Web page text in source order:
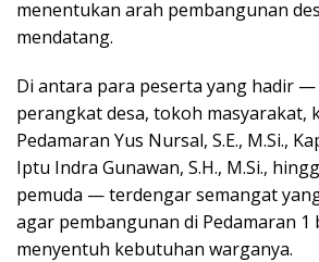
menentukan arah pembangunan
mendatang.
Di antara para peserta yang hadir —
perangkat desa, tokoh masyarakat,
Pedamaran Yus Nursal, S.E., M.Si.,
Iptu Indra Gunawan, S.H., M.Si.,
pemuda — terdengar semangat
agar pembangunan di Pedamaran
menyentuh kebutuhan warganya.